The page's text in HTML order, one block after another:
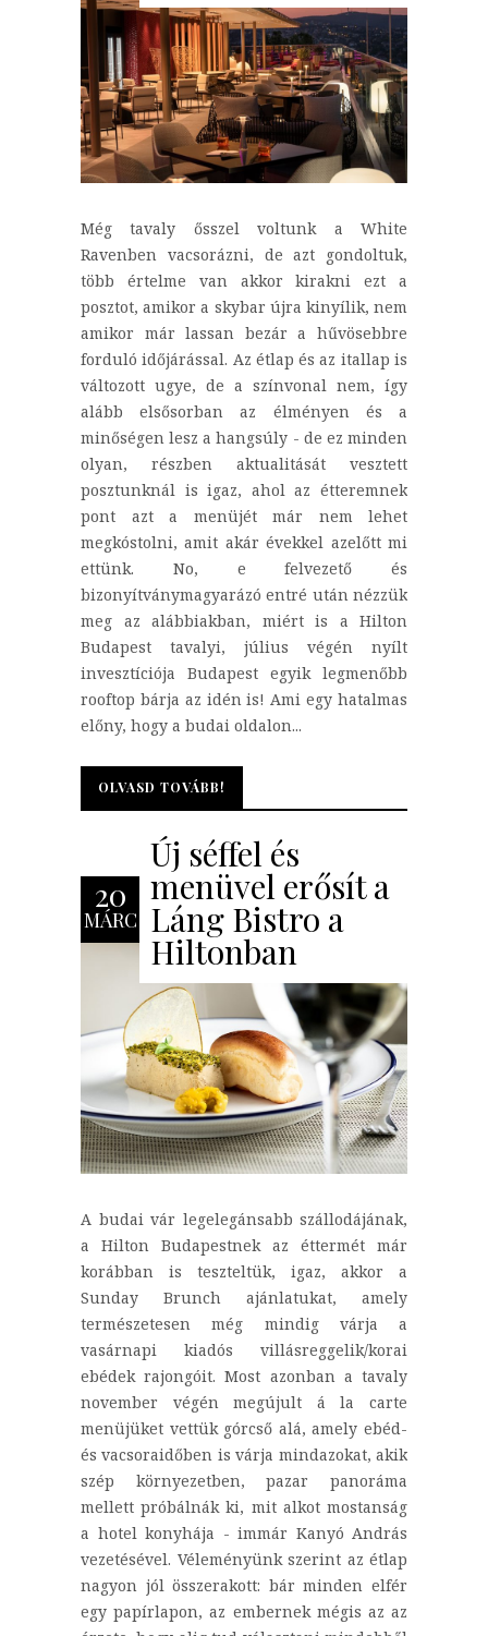
Még tavaly ősszel voltunk a White
Ravenben vacsorázni, de azt gondoltuk,
több értelme van akkor kirakni ezt a
posztot, amikor a skybar újra kinyílik, nem
amikor már lassan bezár a hűvösebbre
forduló időjárással. Az étlap és az itallap is
változott ugye, de a színvonal nem, így
alább elsősorban az élményen és a
minőségen lesz a hangsúly - de ez minden
olyan, részben aktualitását vesztett
posztunknál is igaz, ahol az étteremnek
pont azt a menüjét már nem lehet
megkóstolni, amit akár évekkel azelőtt mi
ettünk. No, e felvezető és
bizonyítványmagyarázó entré után nézzük
meg az alábbiakban, miért is a Hilton
Budapest tavalyi, július végén nyílt
invesztíciója Budapest egyik legmenőbb
rooftop bárja az idén is! Ami egy hatalmas
előny, hogy a budai oldalon...
OLVASD TOVÁBB!
OLVASD TOVÁBB!
20
MÁRC
Új séffel és
menüvel erősít a
Láng Bistro a
Hiltonban
A budai vár legelegánsabb szállodájának,
a Hilton Budapestnek az éttermét már
korábban is teszteltük, igaz, akkor a
Sunday Brunch ajánlatukat, amely
természetesen még mindig várja a
vasárnapi kiadós villásreggelik/korai
ebédek rajongóit. Most azonban a tavaly
november végén megújult á la carte
menüjüket vettük górcső alá, amely ebéd-
és vacsoraidőben is várja mindazokat, akik
szép környezetben, pazar panoráma
mellett próbálnák ki, mit alkot mostanság
a hotel konyhája - immár Kanyó András
vezetésével. Véleményünk szerint az étlap
nagyon jól összerakott: bár minden elfér
egy papírlapon, az embernek mégis az az